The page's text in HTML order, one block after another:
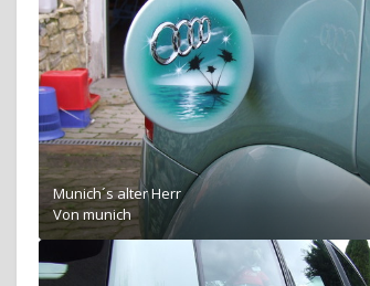
Munich´s alter Herr
Vonmunich